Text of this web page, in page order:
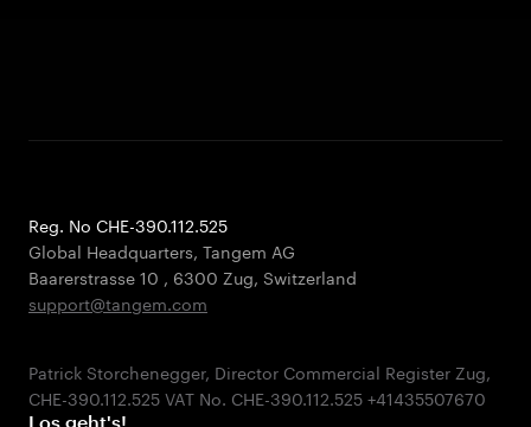
Reg. No CHE-390.112.525
Global Headquarters, Tangem AG
Baarerstrasse 10 , 6300 Zug, Switzerland
support@tangem.com
Patrick Storchenegger, Director Commercial Register Zug,
Los geht's!